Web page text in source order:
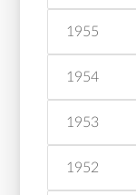
1955
1954
1953
1952